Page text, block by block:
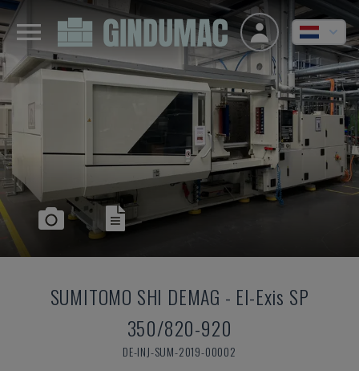
SUMITOMO SHI DEMAG - El-Exis SP
350/820-920
DE-INJ-SUM-2019-00002